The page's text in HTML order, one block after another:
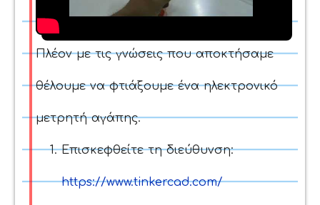
Video
Πλέον με τις γνώσεις που αποκτήσαμε
θέλουμε να φτιάξουμε ένα ηλεκτρονικό
μετρητή αγάπης.
Επισκεφθείτε τη διεύθυνση:
https://www.tinkercad.com/